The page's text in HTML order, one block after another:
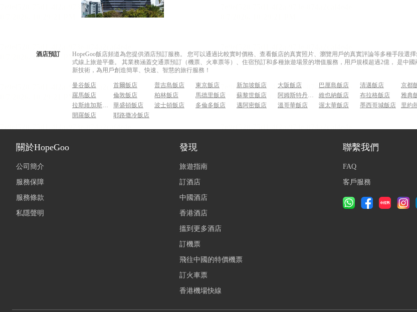
酒店預訂
HopeGoo飯店頻道為您提供酒店預訂服務。 您可以通過比較實时價格、查看飯店的真實照片、瀏覽用戶的真實評論等多種手段選
式線上旅遊平臺。 其業務涵蓋交通票預訂（機票、火車票等）、住宿預訂和多種旅遊場景的增值服務，用戶規模超過2億， 是中
新技術，為用戶創造簡單、快速、智慧的旅行服務！
曼谷飯店 首爾飯店 普吉島飯店 東京飯店 新加坡飯店 大阪飯店 巴厘島飯店 清邁飯店 京都
羅馬飯店
倫敦飯店 柏林飯店 馬德里飯店 蘇黎世飯店 阿姆斯特丹飯店 維也納飯店 布拉格飯店 雅典
拉斯維加斯飯店
華盛頓飯店 波士頓飯店 多倫多飯店 邁阿密飯店 溫哥華飯店 渥太華飯店 墨西哥城飯店
開羅飯店
耶路撒冷飯店
關於HopeGoo
公司簡介
服務保障
服務條款
私隱聲明
發現
旅遊指南
訂酒店
中國酒店
香港酒店
搵到更多酒店
訂機票
飛往中國的特價機票
訂火車票
香港機場快線
聯繫我們
FAQ
客戶服務